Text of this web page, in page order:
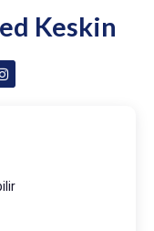
Keskin